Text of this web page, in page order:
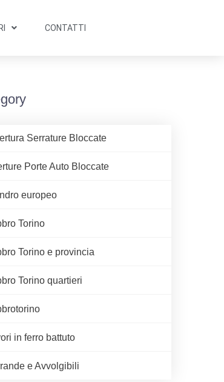
CONTATTI
Serrature Bloccate
Porte Auto Bloccate
europeo
Torino
Torino e provincia
Torino quartieri
in ferro battuto
e Avvolgibili